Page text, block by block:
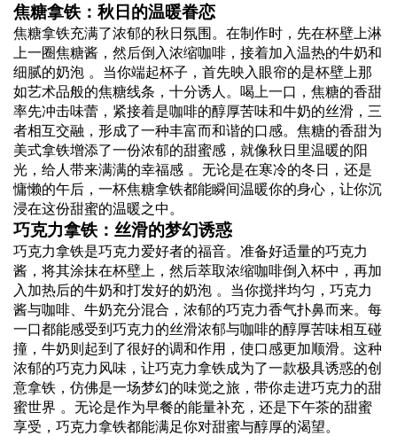
焦糖拿铁：秋日的温暖眷恋
焦糖拿铁充满了浓郁的秋日氛围。在制作时，先在杯壁上淋
上一圈焦糖酱，然后倒入浓缩咖啡，接着加入温热的牛奶和
细腻的奶泡 。当你端起杯子，首先映入眼帘的是杯壁上那
如艺术品般的焦糖线条，十分诱人。喝上一口，焦糖的香甜
率先冲击味蕾，紧接着是咖啡的醇厚苦味和牛奶的丝滑，三
者相互交融，形成了一种丰富而和谐的口感。焦糖的香甜为
美式拿铁增添了一份浓郁的甜蜜感，就像秋日里温暖的阳
光，给人带来满满的幸福感 。无论是在寒冷的冬日，还是
慵懒的午后，一杯焦糖拿铁都能瞬间温暖你的身心，让你沉
浸在这份甜蜜的温暖之中。
巧克力拿铁：丝滑的梦幻诱惑
巧克力拿铁是巧克力爱好者的福音。准备好适量的巧克力
酱，将其涂抹在杯壁上，然后萃取浓缩咖啡倒入杯中，再加
入加热后的牛奶和打发好的奶泡 。当你搅拌均匀，巧克力
酱与咖啡、牛奶充分混合，浓郁的巧克力香气扑鼻而来。每
一口都能感受到巧克力的丝滑浓郁与咖啡的醇厚苦味相互碰
撞，牛奶则起到了很好的调和作用，使口感更加顺滑。这种
浓郁的巧克力风味，让巧克力拿铁成为了一款极具诱惑的创
意拿铁，仿佛是一场梦幻的味觉之旅，带你走进巧克力的甜
蜜世界 。无论是作为早餐的能量补充，还是下午茶的甜蜜
享受，巧克力拿铁都能满足你对甜蜜与醇厚的渴望。